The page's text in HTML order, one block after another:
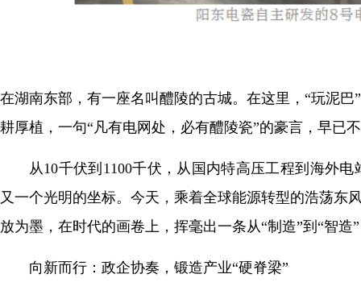
在湖南东部，有一座名叫醴陵的古城。在这里，“玩泥
耕厚植，一句“凡有电网处，必有醴陵瓷”的豪言，早已
从10千伏到1100千伏，从国内特高压工程到海外
又一个光明的坐标。今天，乘着全球能源转型的浩荡东
放为墨，在时代的画卷上，挥毫出一条从“制造”到“智造
向新而行：政企协奏，锻造产业“硬脊梁”